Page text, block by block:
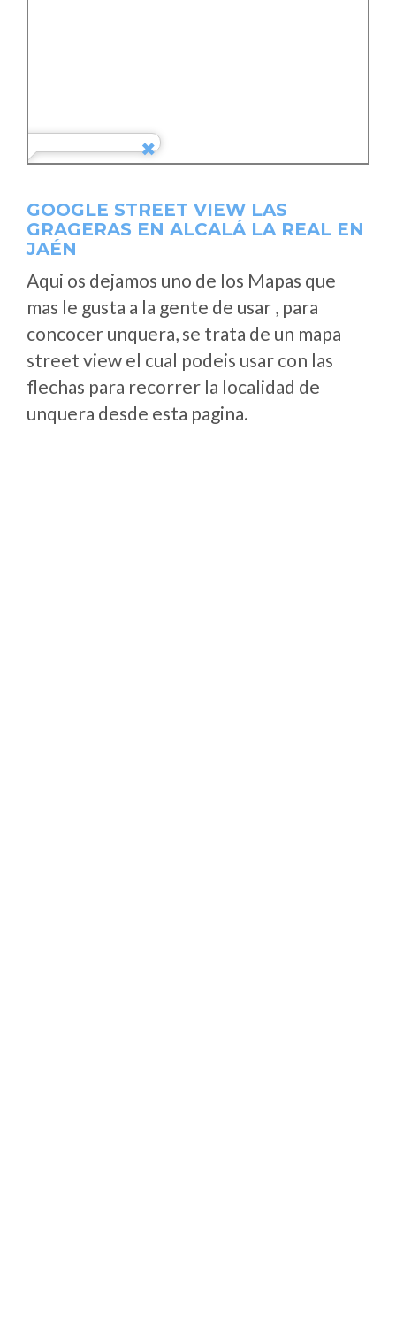
GOOGLE STREET VIEW LAS
GRAGERAS EN ALCALÁ LA REAL EN
JAÉN
Aqui os dejamos uno de los Mapas que
mas le gusta a la gente de usar , para
concocer unquera, se trata de un mapa
street view el cual podeis usar con las
flechas para recorrer la localidad de
unquera desde esta pagina.